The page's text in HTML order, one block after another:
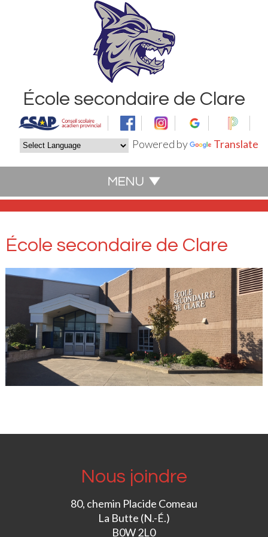
Powered by Translate
École secondaire de Clare
École secondaire de Clare
Nous joindre
80, chemin Placide Comeau
La Butte (N.-É.)
B0W 2L0